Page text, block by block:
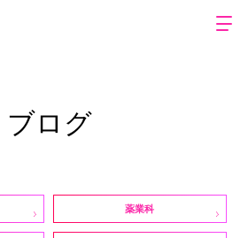
ブログ
薬業科